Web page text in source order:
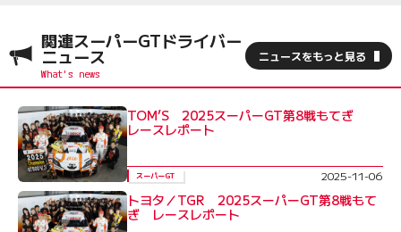
関連スーパーGTドライバー
ニュース ニュースをもっと見る
TOM’S 2025スーパーGT第8戦もてぎ
レースレポート
スーパーGT 2025-11-06
トヨタ／TGR 2025スーパーGT第8戦もて
ぎ レースレポート